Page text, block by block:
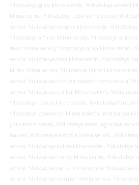
Yıldıztabya gree klima servisi, Yıldıztabya airwell
klima servisi, Yıldıztabya teba klima servisi,
servisi, Yıldıztabya wesper klima servisi,
Yıldıztabya amcor klima servisi, Yıldıztabya ariston
shiro klima servisi, Yıldıztabya aura klima servisi,
servisi, Yıldıztabya baxi klima servisi, Yıldıztabya
lanbo klima servisi, Yıldıztabya ferroli klima
servisi, Yıldıztabya climate master klima servisi,
servisi, Yıldıztabya chiller klima bakımı,
Yıldıztabya daikin klima servisi, Yıldıztabya fancoil
Yıldıztabya panasonic klima bakımı, Yıldıztabya
york klima servisi, Yıldıztabya samsung klima
bakımı, Yıldıztabya toshiba klima servisi,
servisi, Yıldıztabya kelon klima servisi, Yıldıztabya
servisi, Yıldıztabya tronic klima servisi,
servisi, Yıldıztabya sigma klima servisi, Yıldıztabya
servisi, Yıldıztabya viesman klima servisi,